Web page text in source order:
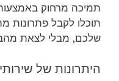
תוכלו לקבל פתרונות
שלכם, מבלי לצאת
היתרונות של